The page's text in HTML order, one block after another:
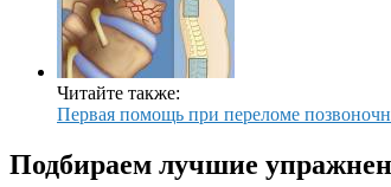
Читайте также:
Первая помощь при переломе
Подбираем лучшие